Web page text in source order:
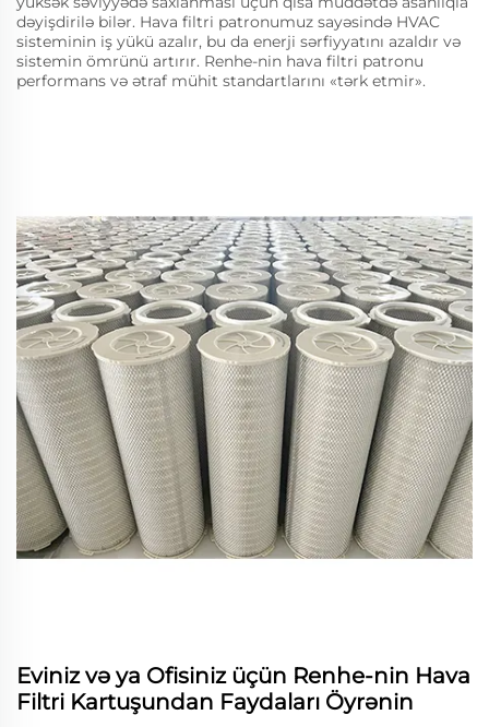
dəyişdirilə bilər. Hava filtri patronumuz sayəsində HVAC
sisteminin iş yükü azalır, bu da enerji sərfiyyatını azaldır və
sistemin ömrünü artırır. Renhe-nin hava filtri patronu
performans və ətraf mühit standartlarını «tərk etmir».
Eviniz və ya Ofisiniz üçün Renhe-nin Hava
Filtri Kartuşundan Faydaları Öyrənin